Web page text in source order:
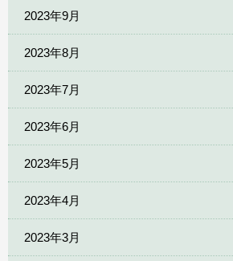
2023年9月
2023年8月
2023年7月
2023年6月
2023年5月
2023年4月
2023年3月